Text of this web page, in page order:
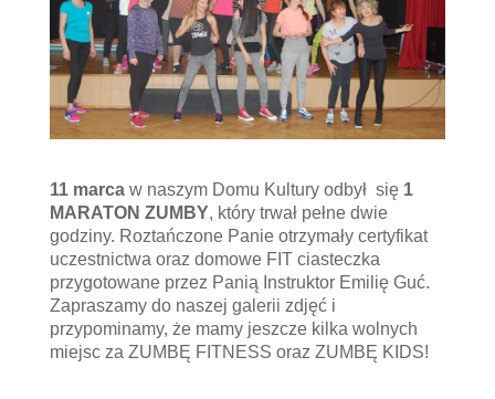
11 marca w naszym Domu Kultury odbył się 1
MARATON ZUMBY, który trwał pełne dwie
godziny. Roztańczone Panie otrzymały certyfikat
uczestnictwa oraz domowe FIT ciasteczka
przygotowane przez Panią Instruktor Emilię Guć.
Zapraszamy do naszej galerii zdjęć i
przypominamy, że mamy jeszcze kilka wolnych
miejsc za ZUMBĘ FITNESS oraz ZUMBĘ KIDS!